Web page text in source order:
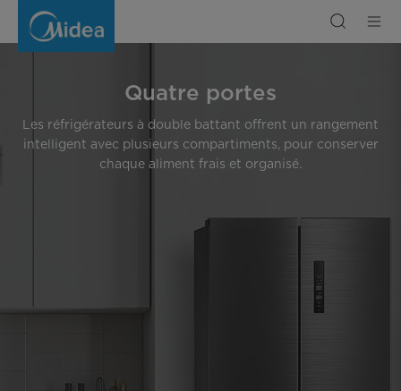
Quatre portes
Les réfrigérateurs à double battant offrent un rangement
intelligent avec plusieurs compartiments, pour conserver
chaque aliment frais et organisé.